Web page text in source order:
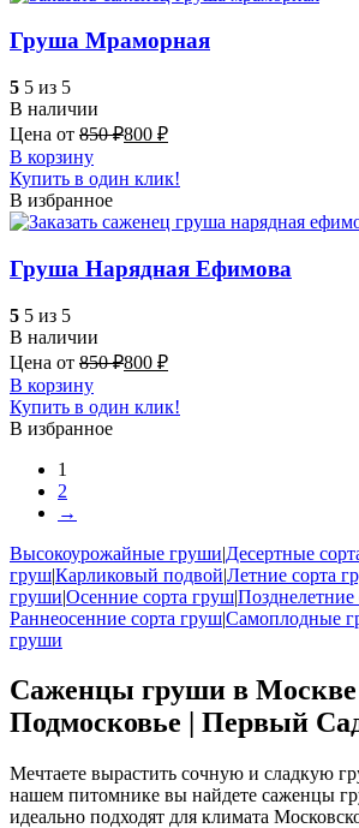
Груша Мраморная
5 5 из 5
В наличии
Цена от 850₽800 ₽
В корзину
Купить в один клик!
В избранное
Груша Нарядная Ефимова
5 5 из 5
В наличии
Цена от 850₽800 ₽
В корзину
Купить в один клик!
В избранное
1
2
→
Высокоурожайные груши|Десертные
груш|Карликовый подвой|Летние сорта
груши|Осенние сорта груш|Позднелетние
Раннеосенние сорта груш|Самоплодные
груши
Саженцы груши в
Подмосковье | Первый
Мечтаете вырастить сочную и сладкую
нашем питомнике вы найдете саженцы
идеально подходят для климата